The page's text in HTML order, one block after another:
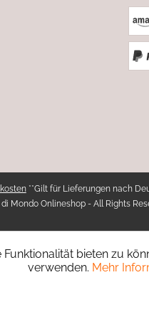
**Gilt für Lieferungen nach
Mondo Onlineshop - All Rights
bieten zu
verwenden. Mehr